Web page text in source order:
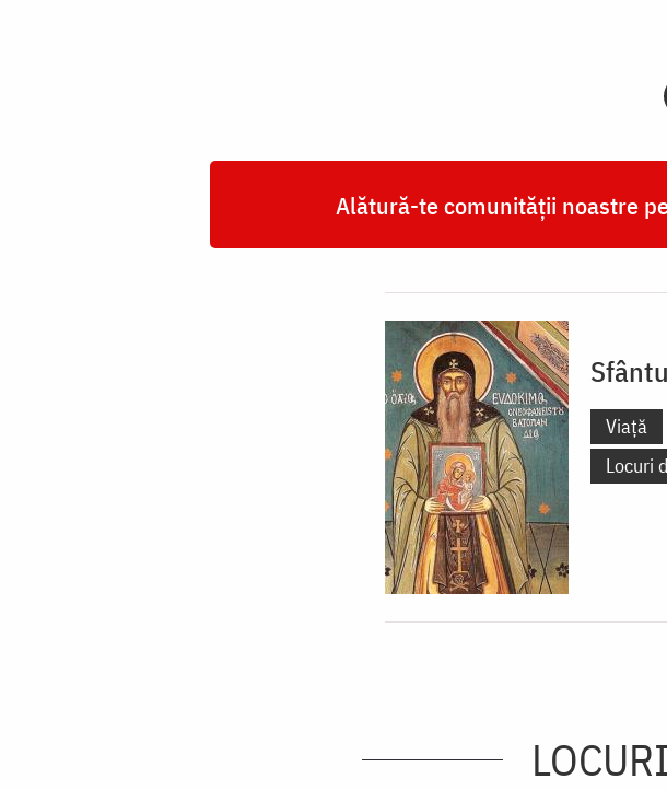
Alătură-te comunității noastre
Viață
Locuri